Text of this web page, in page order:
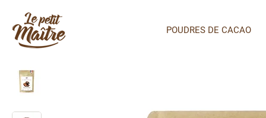
POUDRES DE CACAO